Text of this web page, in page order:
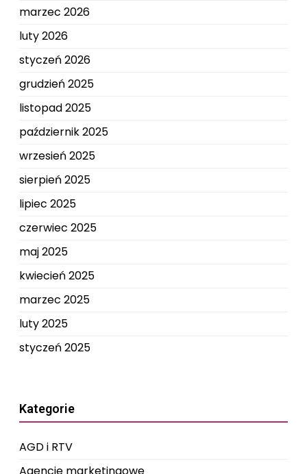
marzec 2026
luty 2026
styczeń 2026
grudzień 2025
listopad 2025
październik 2025
wrzesień 2025
sierpień 2025
lipiec 2025
czerwiec 2025
maj 2025
kwiecień 2025
marzec 2025
luty 2025
styczeń 2025
Kategorie
AGD i RTV